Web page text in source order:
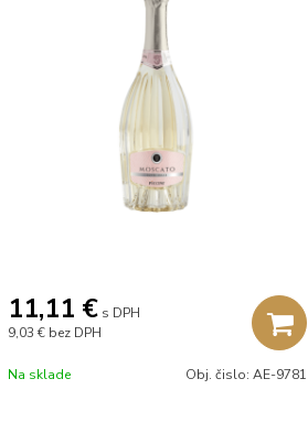
11,11 € s DPH
9,03 € bez DPH
Na sklade Obj. čislo: AE-9781